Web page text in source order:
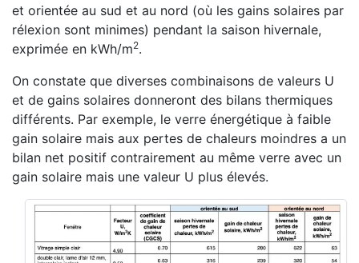
et orientée au sud et au nord (où les gains solaires par
rélexion sont minimes) pendant la saison hivernale,
exprimée en kWh/m2.
On constate que diverses combinaisons de valeurs U
et de gains solaires donneront des bilans thermiques
différents. Par exemple, le verre énergétique à faible
gain solaire mais aux pertes de chaleurs moindres a un
bilan net positif contrairement au même verre avec un
gain solaire mais une valeur U plus élevés.